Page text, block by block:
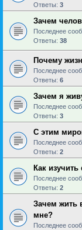
Ответы: 3
Зачем
Последнее
Ответы: 38
Почему
Последнее
Ответы: 6
Зачем я
Последнее
Ответы: 3
С этим
Последнее
Ответы: 2
Как
Последнее
Ответы: 2
Зачем жить
мне?
Последнее